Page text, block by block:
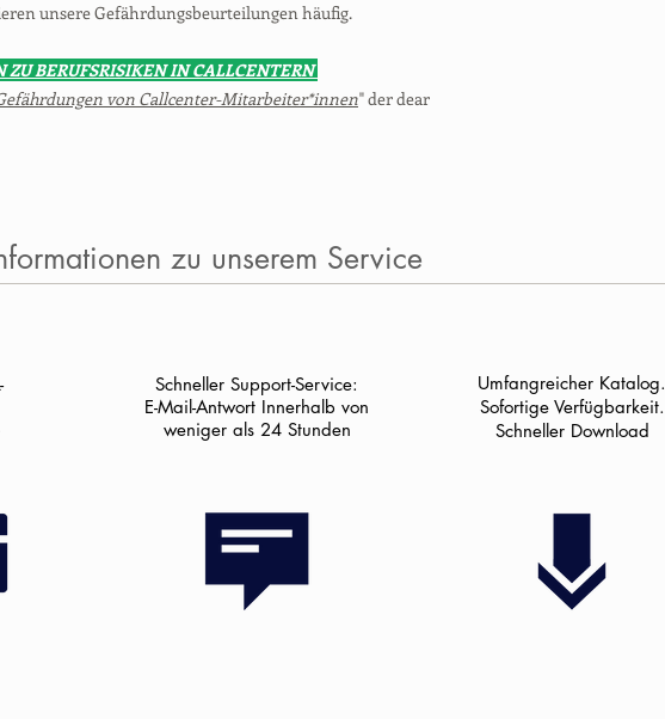
unsere Gefährdungsbeurteilungen häufig.
ZU BERUFSRISIKEN IN CALLCENTERN
von Callcenter-Mitarbeiter*innen" der dear
zu unserem Service
Schneller Support-Service:
E-Mail-Antwort Innerhalb von
weniger als 24 Stunden
Umfangreicher Katalog.
Sofortige Verfügbarkeit.
Schneller Download